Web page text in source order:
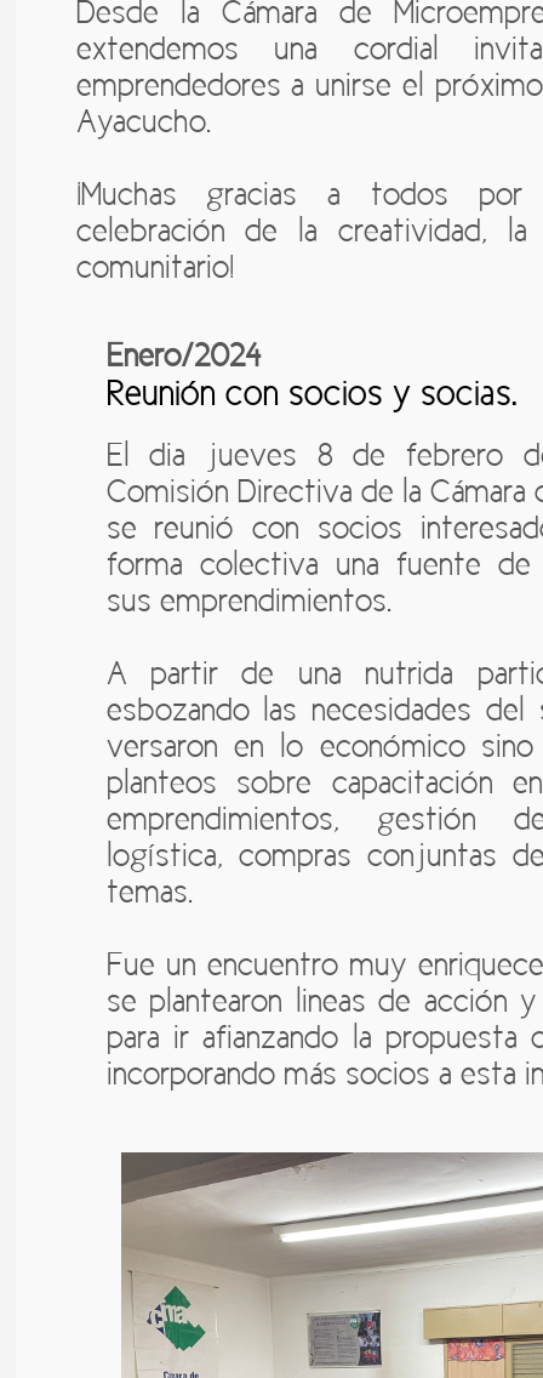
Desde la Cámara de
extendemos una cordial
emprendedores a unirse el
Ayacucho.
¡Muchas gracias a todos
celebración de la creatividad,
comunitario!
Enero/2024
Reunión con socios y socias.
El dia jueves 8 de febrero
Comisión Directiva de la Cámara
se reunió con socios
forma colectiva una fuente de
sus emprendimientos.
A partir de una nutrida
esbozando las necesidades
versaron en lo económico
planteos sobre capacitación
emprendimientos, gestión
logística, compras conjuntas
temas.
Fue un encuentro muy
se plantearon lineas de acción
para ir afianzando la propuesta
incorporando más socios a esta